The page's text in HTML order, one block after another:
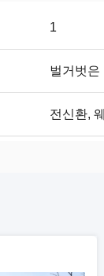
1
벌거벗은
전신환,